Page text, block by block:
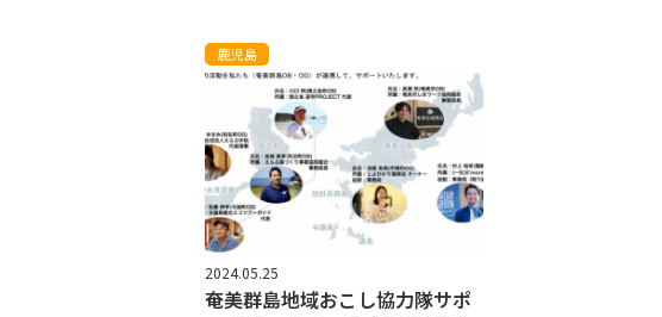
鹿児島
2024.05.25
奄美群島地域おこし協力隊サポ